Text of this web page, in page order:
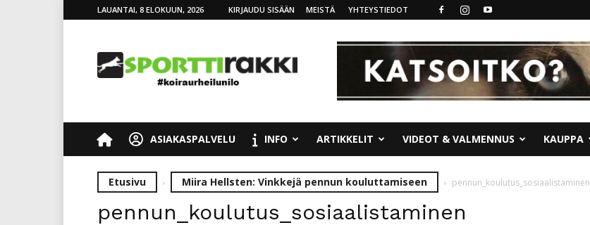
LAUANTAI, 8 ELOKUUN, 2026 KIRJAUDU SISÄÄN MEISTÄ YHTEYSTIEDOT
ASIAKASPALVELU INFO ARTIKKELIT VIDEOT & VALMENNUS KAUPPA
Etusivu Miira Hellsten: Vinkkejä pennun kouluttamiseen pennun_koulutus_sosiaalistaminen
pennun_koulutus_sosiaalistaminen